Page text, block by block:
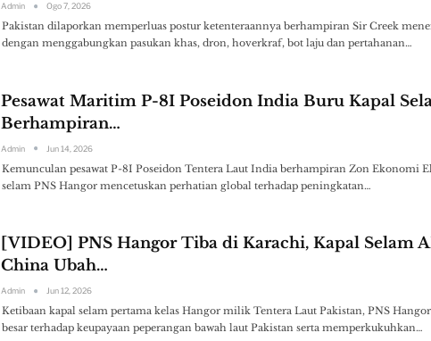
Admin Ogo 7, 2026
Pakistan dilaporkan memperluas postur ketenteraannya berhampiran Sir Creek
dengan menggabungkan pasukan khas, dron, hoverkraf, bot laju dan pertahanan…
Pesawat Maritim P-8I Poseidon India Buru Kapal
Berhampiran…
Admin Jun 14, 2026
Kemunculan pesawat P-8I Poseidon Tentera Laut India berhampiran Zon Ekonomi
selam PNS Hangor mencetuskan perhatian global terhadap peningkatan…
[VIDEO] PNS Hangor Tiba di Karachi, Kapal Selam
China Ubah…
Admin Jun 12, 2026
Ketibaan kapal selam pertama kelas Hangor milik Tentera Laut Pakistan, PNS
besar terhadap keupayaan peperangan bawah laut Pakistan serta memperkukuhkan…